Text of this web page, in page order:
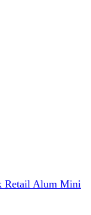
Retail Alum Mini